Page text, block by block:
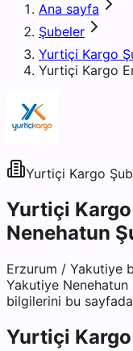
Ana sayfa
Şubeler
Yurtiçi Kargo
Yurtiçi Kargo
Yurtiçi Kargo
Yurtiçi
Nenehatun
Erzurum / Yakutiye
Yakutiye Nenehatun
bilgilerini bu
Yurtiçi